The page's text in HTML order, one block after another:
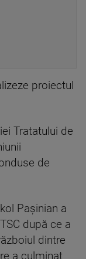
proiectul
Tratatului de
de
Paşinian a
după ce a
dintre
a culminat